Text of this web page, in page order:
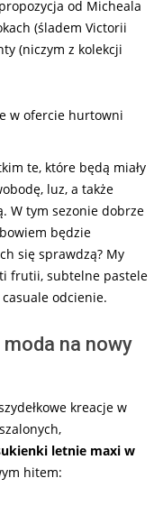
od Micheala
(śladem Victorii
(niczym z kolekcji
w ofercie hurtowni
te, które będą miały
luz, a także
W tym sezonie dobrze
będzie
się sprawdzą? My
frutii, subtelne pastele
odcienie.
na nowy
kreacje w
letnie maxi w
hitem: